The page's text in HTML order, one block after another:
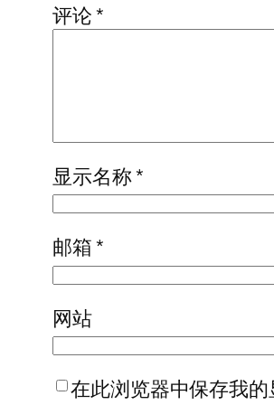
评论*
显示名称*
邮箱*
网站
在此浏览器中保存我